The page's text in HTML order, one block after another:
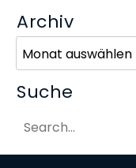
Archiv
Suche